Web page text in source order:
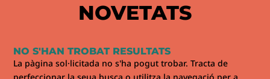
NOVETATS
NO S'HAN TROBAT RESULTATS
La pàgina sol·licitada no s'ha pogut trobar. Tracta de